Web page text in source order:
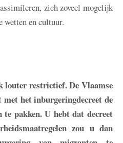
zich zoveel mogelijk
wetten en cultuur.
louter restrictief. De Vlaamse
met het inburgeringdecreet de
te pakken. U hebt dat decreet
zou u dan